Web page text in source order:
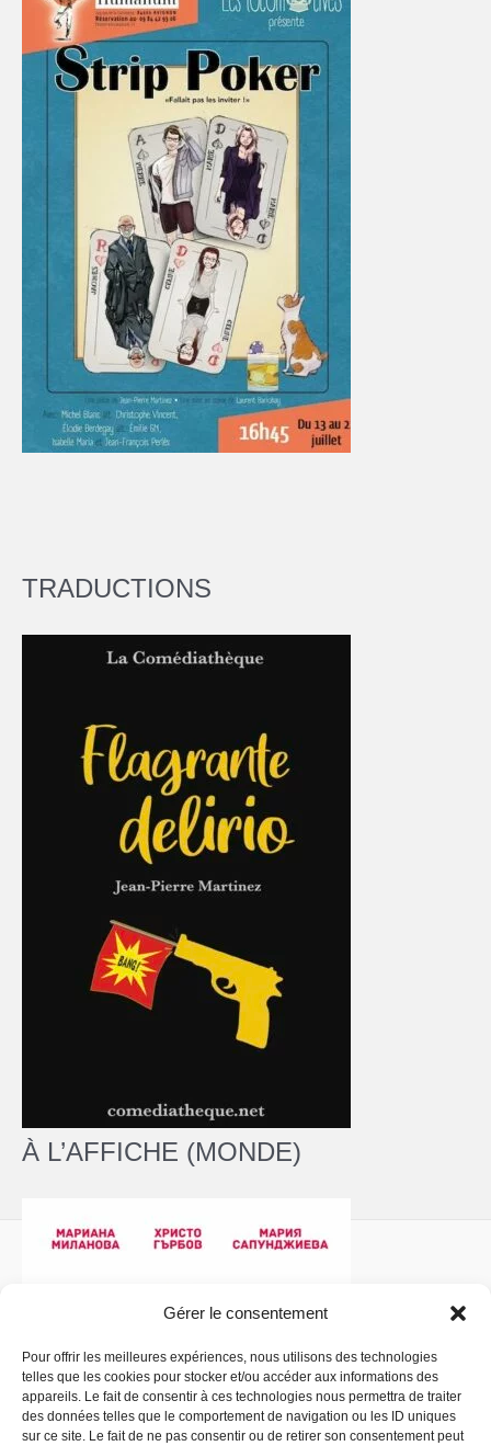
Gérer le consentement
Pour offrir les meilleures expériences, nous utilisons des technologies
telles que les cookies pour stocker et/ou accéder aux informations des
appareils. Le fait de consentir à ces technologies nous permettra de traiter
des données telles que le comportement de navigation ou les ID uniques
sur ce site. Le fait de ne pas consentir ou de retirer son consentement peut
TRADUCTIONS
À L’AFFICHE (MONDE)
Politique de confidentialité - Copyright © 2026 La
Comédiathèque